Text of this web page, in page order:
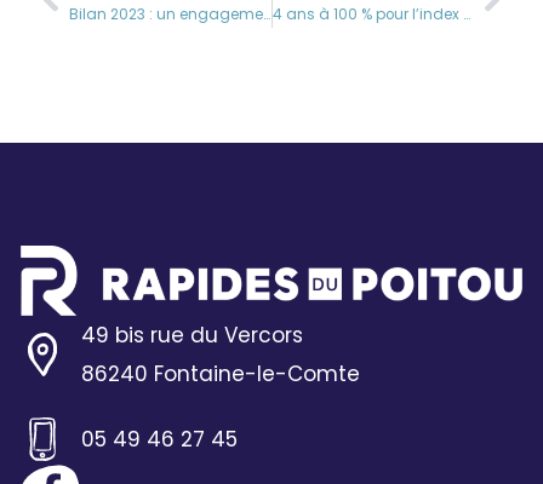
Bilan 2023 : un engagement continu 4 ans à 100 % pour l’index d’égalité femmes-hommes : le Préfet de la Vienne en visite
49 bis rue du Vercors
86240 Fontaine-le-Comte
05 49 46 27 45